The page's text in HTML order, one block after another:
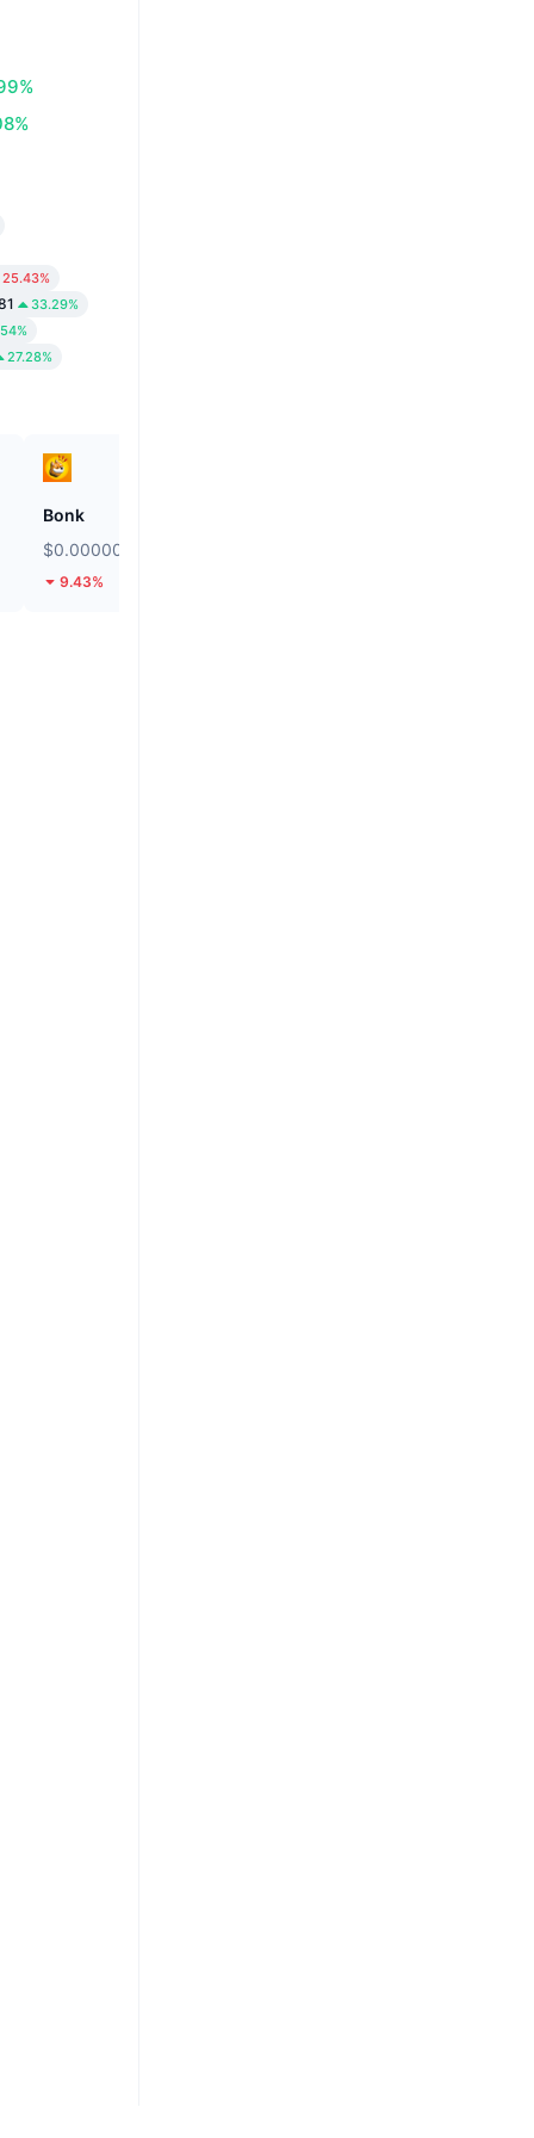
25.43%
33.29%
27.28%
Bonk
$0.000002516
9.43%